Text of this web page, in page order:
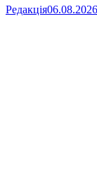
Редакція06.08.2026